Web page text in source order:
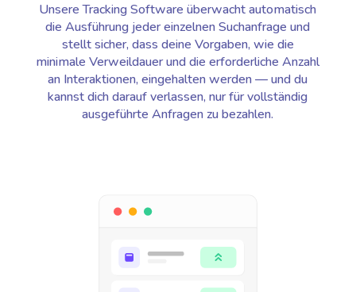
Unsere Tracking Software überwacht automatisch
die Ausführung jeder einzelnen Suchanfrage und
stellt sicher, dass deine Vorgaben, wie die
minimale Verweildauer und die erforderliche Anzahl
an Interaktionen, eingehalten werden — und du
kannst dich darauf verlassen, nur für vollständig
ausgeführte Anfragen zu bezahlen.